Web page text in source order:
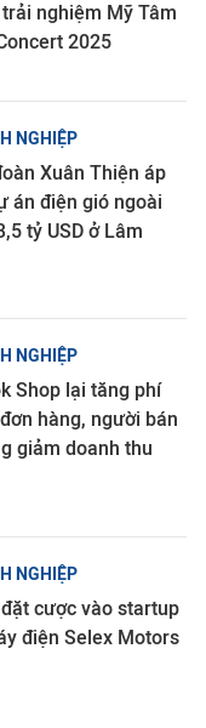
nghiệm Mỹ Tâm
2025
NGHIỆP
Xuân Thiện áp
án điện gió ngoài
tỷ USD ở Lâm
NGHIỆP
Shop lại tăng phí
hàng, người bán
giảm doanh thu
NGHIỆP
cược vào startup
điện Selex Motors